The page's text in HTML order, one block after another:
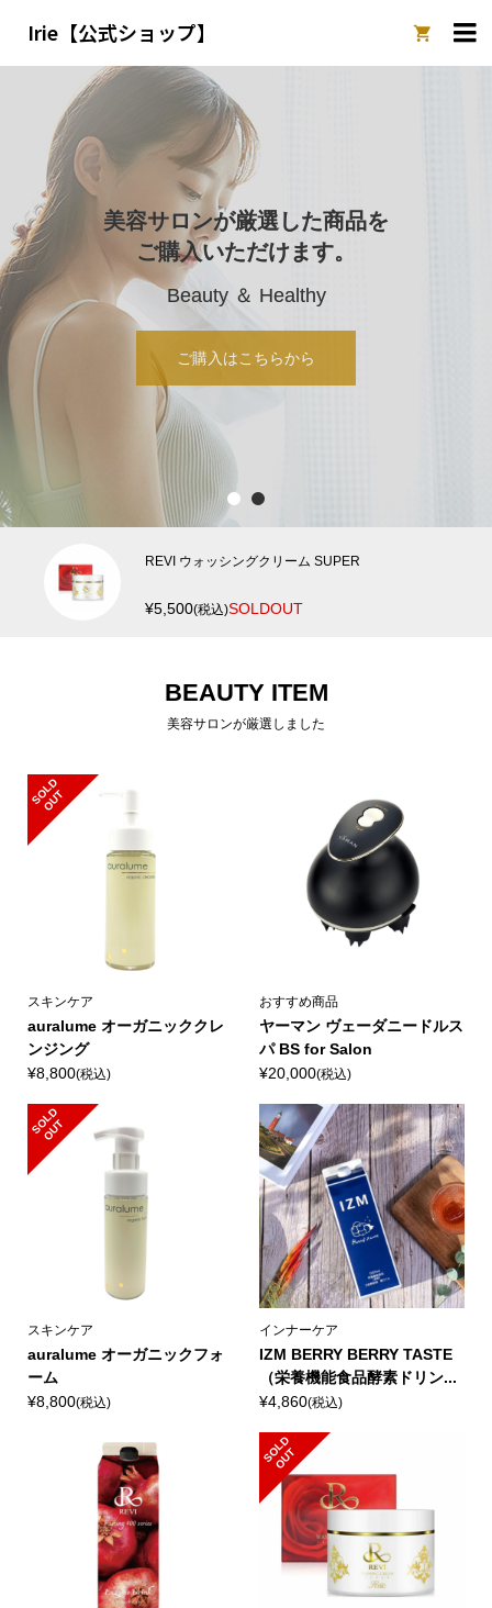
Irie【公式ショップ】 
美容サロンが厳選した商品を
ご購入いただけます。
Beauty ＆ Healthy
ご購入はこちらから
1 2
REVI ウォッシングクリーム SUPER
¥5,500(税込)SOLDOUT
BEAUTY ITEM
美容サロンが厳選しました
S
O
L
D
O
U
T
スキンケア
auralume オーガニッククレ
ンジング
¥8,800(税込)
おすすめ商品
ヤーマン ヴェーダニードルス
パ BS for Salon
¥20,000(税込)
S
O
L
D
O
U
T
スキンケア
auralume オーガニックフォ
ーム
¥8,800(税込)
インナーケア
IZM BERRY BERRY TASTE
（栄養機能食品酵素ドリン...
¥4,860(税込)
S
O
L
D
O
U
T